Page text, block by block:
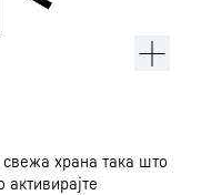
храна така што
активирајте